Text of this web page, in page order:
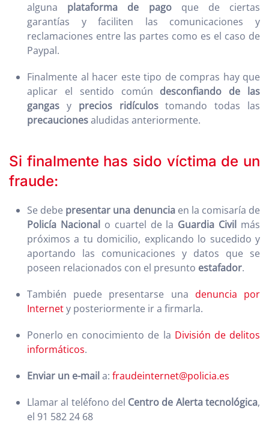
alguna plataforma de pagoque de ciertas
garantías y faciliten las comunicaciones y
reclamaciones entre las partes como es el caso de
Paypal.
Finalmente al hacer este tipo de compras hay que
aplicar el sentido común desconfiando de las
gangas y precios ridículostomando todas las
precaucionesaludidas anteriormente.
Si finalmente has sido víctima de un
fraude:
Se debe presentar una denunciaen la comisaría de
Policía Nacional o cuartel de la Guardia Civil más
próximos a tu domicilio, explicando lo sucedido y
aportando las comunicaciones y datos que se
poseen relacionados con el presunto estafador.
También puede presentarse una denuncia por
Internety posteriormente ir a firmarla.
Ponerlo en conocimiento de la División de delitos
informáticos.
Enviar un e-mail a: fraudeinternet@policia.es
Llamar al teléfono del Centro de Alerta tecnológica,
el 91 582 24 68